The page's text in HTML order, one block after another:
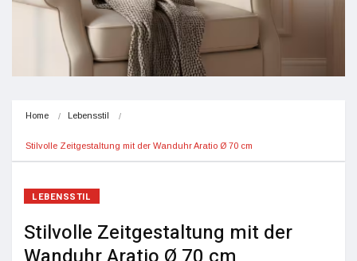
Home Lebensstil
Stilvolle Zeitgestaltung mit der Wanduhr Aratio Ø 70 cm
LEBENSSTIL
Stilvolle Zeitgestaltung mit der